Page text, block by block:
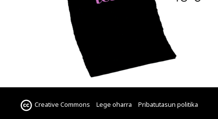
Creative Commons Lege oharra Pribatutasun politika